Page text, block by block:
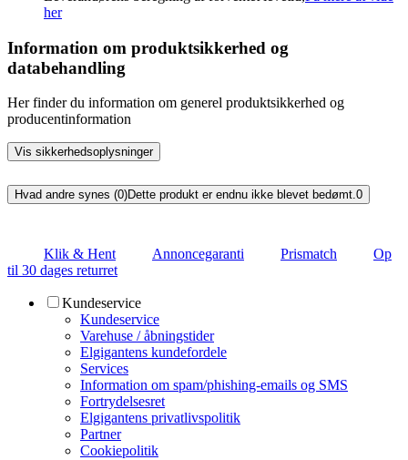
her
Information om produktsikkerhed og
databehandling
Her finder du information om generel produktsikkerhed og
producentinformation
Vis sikkerhedsoplysninger
Hvad andre synes (0)Dette produkt er endnu ikke blevet bedømt.0
Klik & Hent Annoncegaranti Prismatch
Op
til 30 dages returret
Kundeservice
Kundeservice
Varehuse / åbningstider
Elgigantens kundefordele
Services
Information om spam/phishing-emails og SMS
Fortrydelsesret
Elgigantens privatlivspolitik
Partner
Cookiepolitik